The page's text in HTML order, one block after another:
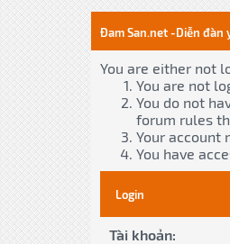
Đam San.net -Diễn đàn
You are either not
You are not
You do not
forum rules
Your account
You have
Login
Tài khoản: